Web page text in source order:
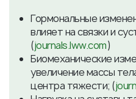
Гормональные
влияет на связки и
(journals.lww.com)
Биомеханические
увеличение массы
центра тяжести; (